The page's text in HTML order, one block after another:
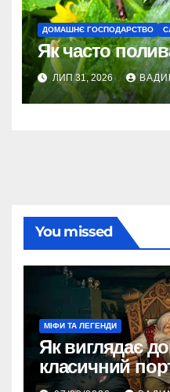
ДОМАШНЄ ГОСПОДАРСТВО
Як часто
ЛИП 31, 2026
You missed
МІФИ ТА ЛЕГЕНДИ
Як виглядає
класичний
зовнішності